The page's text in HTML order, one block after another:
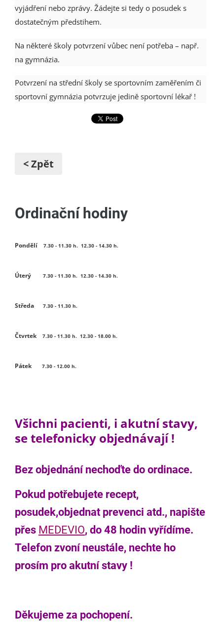
vyjádření nebo zprávy. Žádejte si tedy o posudek s
dostatečným předstihem.
Na některé školy potvrzení vůbec není potřeba – např.
na gymnázia.
Potvrzení na střední školy se sportovním zaměřením či
sportovní gymnázia potvrzuje jedině sportovní lékař !
< Zpět
Ordinační hodiny
Pondělí 7.30 - 11.30 h. 12.30 - 14.30 h.
Úterý 7.30 - 11.30 h. 12.30 - 14.30 h.
Středa 7.30 - 11.30 h.
Čtvrtek 7.30 - 11.30 h. 12.30 - 18.00 h.
Pátek 7.30 - 12.00 h.
Všichni pacienti, i akutní stavy,
se telefonicky objednávají !
Bez objednání nechoďte do ordinace.
Pokud potřebujete recept,
posudek,objednat prevenci atd., napište
přes MEDEVIO, do 48 hodin vyřídíme.
Telefon zvoní neustále, nechte ho
prosím pro akutní stavy !
Děkujeme za pochopení.